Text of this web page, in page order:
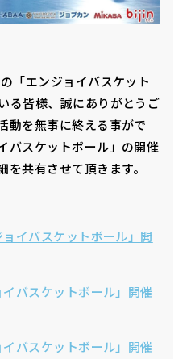
「エンジョイバスケット
る皆様、誠にありがとうご
動を無事に終える事がで
バスケットボール」の開催
を共有させて頂きます。
イバスケットボール」開
バスケットボール」開催
バスケットボール」開催